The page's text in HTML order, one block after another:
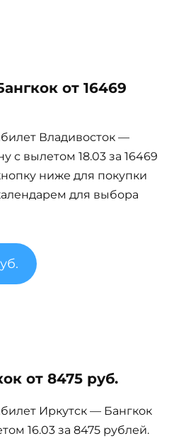
от 16469
Владивосток —
с вылетом 18.03 за 16469
ниже для покупки
для выбора
от 8475 руб.
Иркутск — Бангкок
16.03 за 8475 рублей.